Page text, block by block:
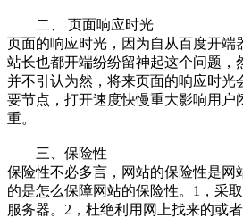
二、 页面响应时光
页面的响应时光，因为自从百度开端
站长也都开端纷纷留神起这个问题，
并不引认为然，将来页面的响应时光
要节点，打开速度快慢重大影响用户
重。
三、保险性
保险性不必多言，网站的保险性是网
的是怎么保障网站的保险性。1，采
服务器。2，杜绝利用网上找来的或